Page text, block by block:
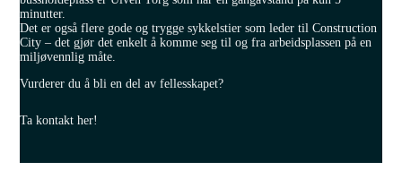
minutter.
Det er også flere gode og trygge sykkelstier som leder til Construction
City – det gjør det enkelt å komme seg til og fra arbeidsplassen på en
miljøvennlig måte.
Vurderer du å bli en del av fellesskapet?
Ta kontakt her!